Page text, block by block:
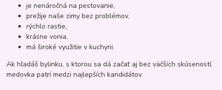
je nenáročná na pestovanie,
prežije naše zimy bez problémov,
rýchlo rastie,
krásne vonia,
má široké využitie v kuchyni.
Ak hľadáš bylinku, s ktorou sa dá začať aj bez väčších skúseností,
medovka patrí medzi najlepších kandidátov.